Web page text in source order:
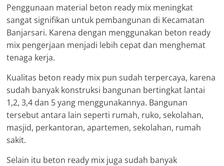
Penggunaan material beton ready mix meningkat
sangat signifikan untuk pembangunan di Kecamatan
Banjarsari. Karena dengan menggunakan beton ready
mix pengerjaan menjadi lebih cepat dan menghemat
tenaga kerja.
Kualitas beton ready mix pun sudah terpercaya, karena
sudah banyak konstruksi bangunan bertingkat lantai
1,2, 3,4 dan 5 yang menggunakannya. Bangunan
tersebut antara lain seperti rumah, ruko, sekolahan,
masjid, perkantoran, apartemen, sekolahan, rumah
sakit.
Selain itu beton ready mix juga sudah banyak